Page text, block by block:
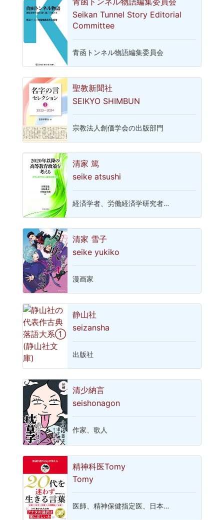
Seikan Tunnel Story Editorial
Committee
青函トンネル物語編集委員会
聖教新聞社
SEIKYO SHIMBUN
宗教法人創価学会の出版部門
清家 篤
seike atsushi
経済学者、労働経済学研究者…
清家 雪子
seike yukiko
漫画家
静山社
seizansha
出版社
清少納言
seishonagon
作家、歌人
精神科医Tomy
Tomy
医師、精神保健指定医、日本…